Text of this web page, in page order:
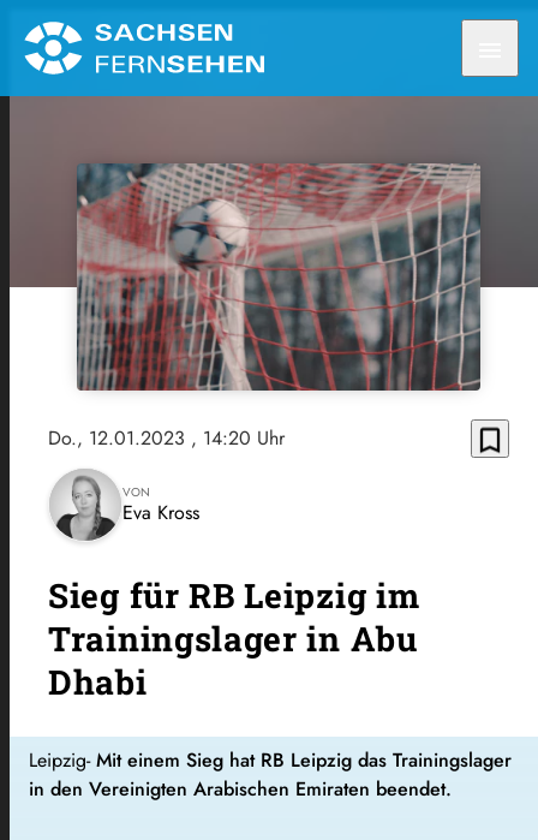
Do., 12.01.2023 , 14:20 Uhr bookmark_border
VON
Eva Kross
Sieg für RB Leipzig im
Trainingslager in Abu
Dhabi
Leipzig-Mit einem Sieg hat RB Leipzig das Trainingslager
in den Vereinigten Arabischen Emiraten beendet.